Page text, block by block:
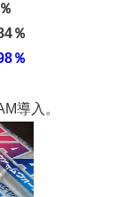
％
％
導入。